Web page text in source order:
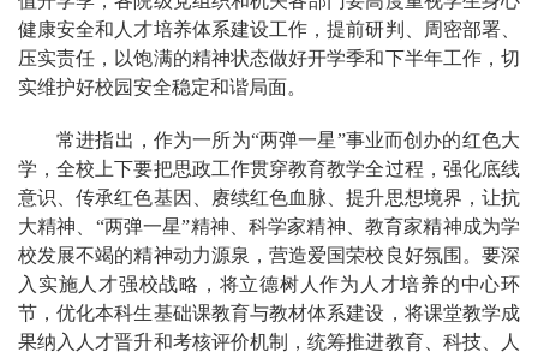
健康安全和人才培养体系建设工作，提前研判、周密部署、
压实责任，以饱满的精神状态做好开学季和下半年工作，切
实维护好校园安全稳定和谐局面。
常进指出，作为一所为“两弹一星”事业而创办的红色大
学，全校上下要把思政工作贯穿教育教学全过程，强化底线
意识、传承红色基因、赓续红色血脉、提升思想境界，让抗
大精神、“两弹一星”精神、科学家精神、教育家精神成为学
校发展不竭的精神动力源泉，营造爱国荣校良好氛围。要深
入实施人才强校战略，将立德树人作为人才培养的中心环
节，优化本科生基础课教育与教材体系建设，将课堂教学成
果纳入人才晋升和考核评价机制，统筹推进教育、科技、人